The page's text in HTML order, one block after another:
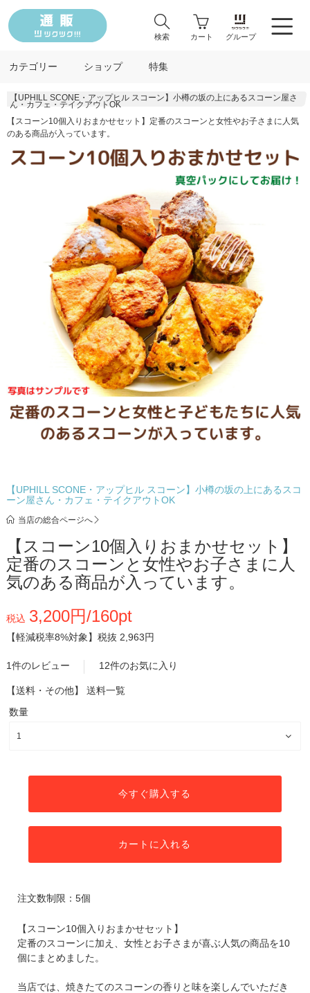
検索 カート グループ
カテゴリー ショップ 特集
【UPHILL SCONE・アップヒル スコーン】小樽の坂の上にあるスコーン屋さ
ん・カフェ・テイクアウトOK
【スコーン10個入りおまかせセット】定番のスコーンと女性やお子さまに人気
のある商品が入っています。
【UPHILL SCONE・アップヒル スコーン】小樽の坂の上にあるスコ
ーン屋さん・カフェ・テイクアウトOK
当店の総合ページへ
【スコーン10個入りおまかせセット】
定番のスコーンと女性やお子さまに人
気のある商品が入っています。
税込 3,200円/160pt
【軽減税率8%対象】 税抜 2,963円
1件のレビュー 12件のお気に入り
【送料・その他】 送料一覧
数量
今すぐ購入する
カートに入れる
注文数制限：5個
【スコーン10個入りおまかせセット】
定番のスコーンに加え、女性とお子さまが喜ぶ人気の商品を10
個にまとめました。
当店では、焼きたてのスコーンの香りと味を楽しんでいただき